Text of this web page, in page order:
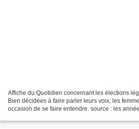
Affiche du Quotidien concernant les élections
Bien décidées à faire parler leurs voix, les
occasion de se faire entendre. source : les